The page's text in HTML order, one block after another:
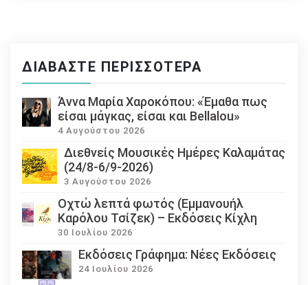
ΔΙΑΒΆΣΤΕ ΠΕΡΙΣΣΌΤΕΡΑ
Άννα Μαρία Χαροκόπου: «Έμαθα πως
είσαι μάγκας, είσαι και Bellalou»
4 Αυγούστου 2026
Διεθνείς Μουσικές Ημέρες Καλαμάτας
(24/8-6/9-2026)
3 Αυγούστου 2026
Οχτώ λεπτά φωτός (Εμμανουήλ
Καρόλου Τσίζεκ) – Εκδόσεις Κίχλη
30 Ιουλίου 2026
Εκδόσεις Γράφημα: Νέες Εκδόσεις
24 Ιουλίου 2026